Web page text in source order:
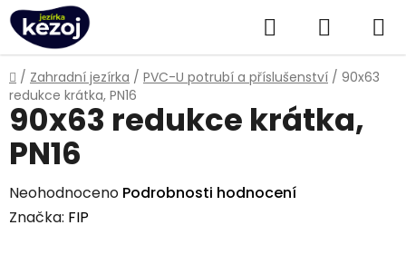
Přejít
na
obsah
Hledat
KOŠÍK
Domů
/ Zahradní jezírka / PVC-U potrubí a příslušenství / 90x63
redukce krátka, PN16
90x63 redukce krátka,
PN16
Průměrné
hodnocení
Neohodnoceno Podrobnosti hodnocení
Značka: FIP